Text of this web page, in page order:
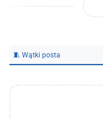
🧵 Wątki posta